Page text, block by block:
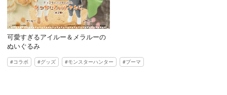
可愛すぎるアイルー＆メラルーの
ぬいぐるみ
コラボ グッズ モンスターハンター プーマ